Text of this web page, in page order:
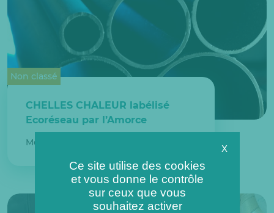
Non classé
CHELLES CHALEUR labélisé
Ecoréseau par l’Amorce
Mercredi 13 décembre 2023
X
Ce site utilise des cookies
et vous donne le contrôle
sur ceux que vous
souhaitez activer